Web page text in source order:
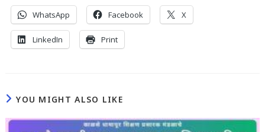
WhatsApp Facebook X
LinkedIn Print
YOU MIGHT ALSO LIKE